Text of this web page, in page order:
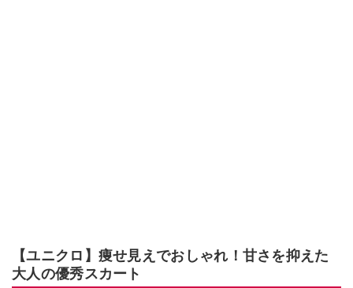
【ユニクロ】痩せ見えでおしゃれ！甘さを抑えた
大人の優秀スカート